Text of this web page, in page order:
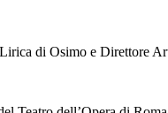
di Osimo e Direttore